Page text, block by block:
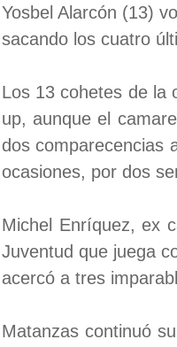
Yosbel Alarcón (13)
sacando los cuatro
Los 13 cohetes de la
up, aunque el
dos comparecencias
ocasiones, por dos
Michel Enríquez, ex
Juventud que juega
acercó a tres
Matanzas continuó